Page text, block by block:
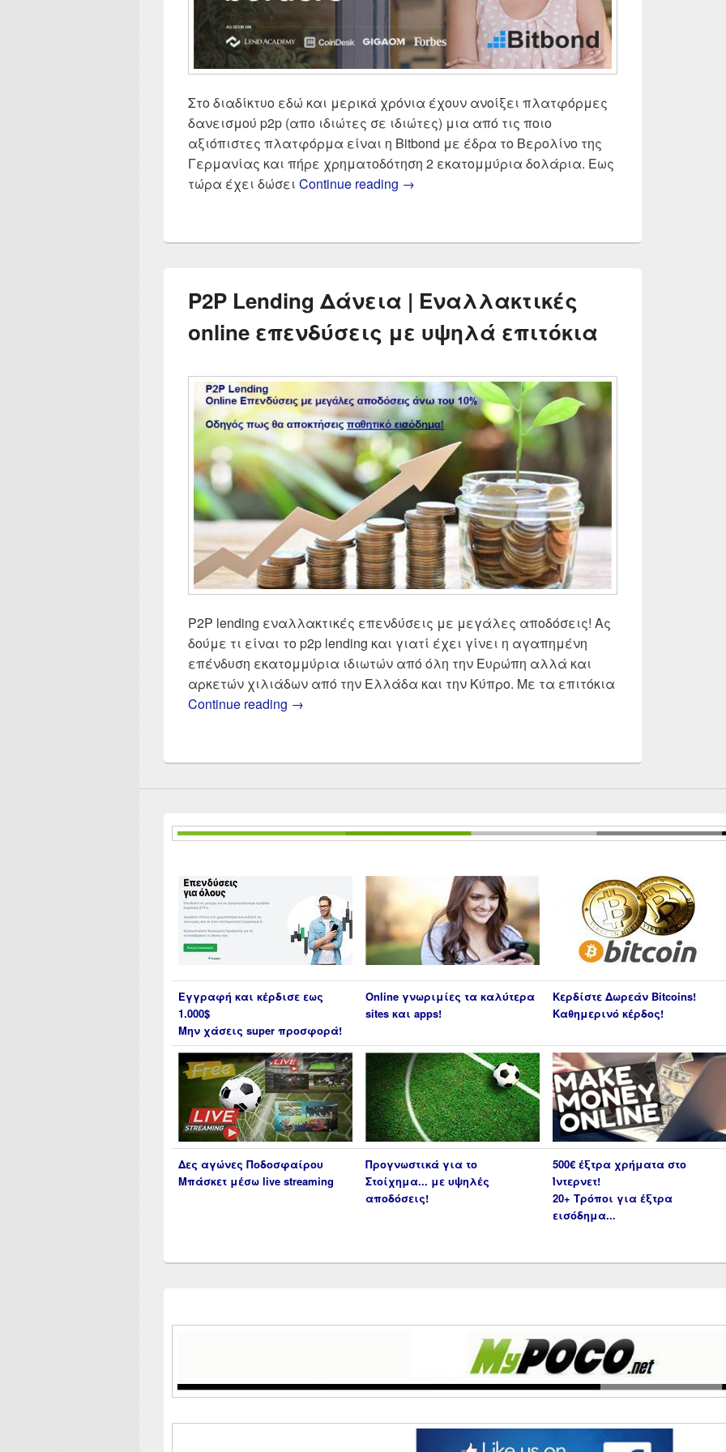
Στο διαδίκτυο εδώ και μερικά χρόνια έχουν ανοίξει πλατφόρμες
δανεισμού p2p (απο ιδιώτες σε ιδιώτες) μια από τις ποιο
αξιόπιστες πλατφόρμα είναι η Bitbond με έδρα το Βερολίνο της
Γερμανίας και πήρε χρηματοδότηση 2 εκατομμύρια δολάρια. Εως
τώρα έχει δώσει Continue reading Δάνεια χωρίς τράπεζα από ιδιώτες μέσω
→
P2P Lending Δάνεια | Εναλλακτικές
online επενδύσεις με υψηλά επιτόκια
P2P lending εναλλακτικές επενδύσεις με μεγάλες αποδόσεις! Ας
δούμε τι είναι το p2p lending και γιατί έχει γίνει η αγαπημένη
επένδυση εκατομμύρια ιδιωτών από όλη την Ευρώπη αλλά και
αρκετών χιλιάδων από την Ελλάδα και την Κύπρο. Με τα επιτόκια
Continue reading P2P Lending Δάνεια | Εναλλακτικές online επενδύσεις με υψηλά
→
Εγγραφή και κέρδισε εως
1.000$
Μην χάσεις super προσφορά!
Online γνωριμίες τα καλύτερα
sites και apps!
Κερδίστε Δωρεάν Bitcoins!
Καθημερινό κέρδος!
Δες αγώνες Ποδοσφαίρου
Μπάσκετ μέσω live streaming
Προγνωστικά για το
Στοίχημα... με υψηλές
αποδόσεις!
500€ έξτρα χρήματα στο
Ίντερνετ!
20+ Τρόποι για έξτρα
εισόδημα...